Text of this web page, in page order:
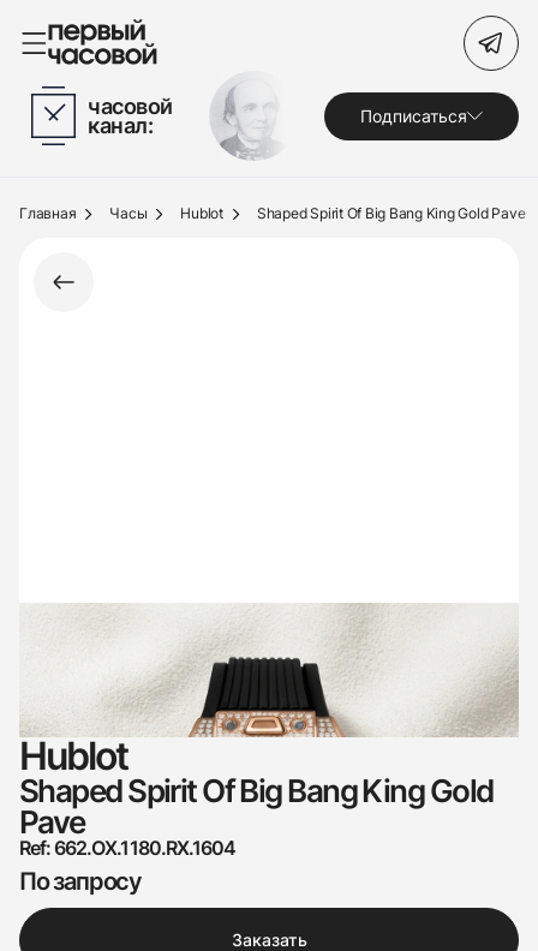
Часы
Украшения
Под заказ
Поиск по сайту
часовой
канал: Подписаться
Главная Часы Hublot Shaped Spirit Of Big Bang King Gold Pave
Hublot
Shaped Spirit Of Big Bang King Gold
Pave
Ref: 662.OX.1180.RX.1604
По запросу
Заказать